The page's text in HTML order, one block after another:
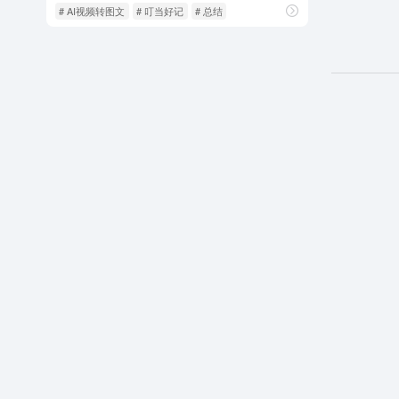
# AI视频转图文 # 叮当好记 # 总结